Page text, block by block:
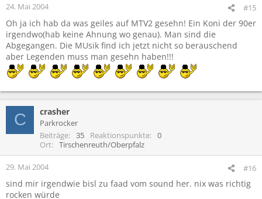
24. Mai 2004 #15
Oh ja ich hab da was geiles auf MTV2 gesehn! Ein Koni der 90er
irgendwo(hab keine Ahnung wo genau). Man sind die
Abgegangen. Die MUsik find ich jetzt nicht so berauschend
aber Legenden muss man gesehn haben!!!
C crasher
Parkrocker
Beiträge
35 Reaktionspunkte
0
Ort
Tirschenreuth/Oberpfalz
29. Mai 2004 #16
sind mir irgendwie bisl zu faad vom sound her. nix was richtig
rocken würde